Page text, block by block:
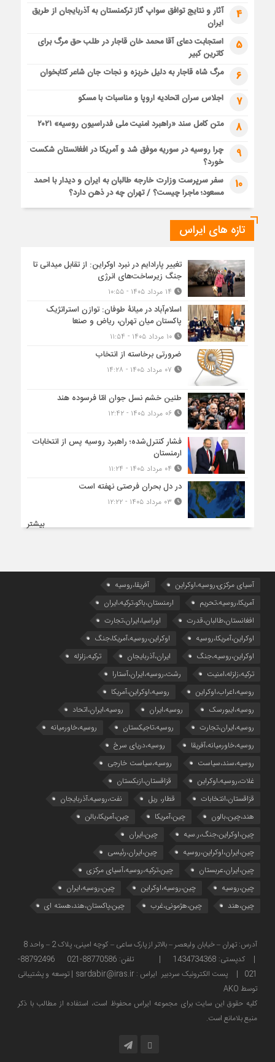
4
آثار و نتایج توافق سواپ گاز ترکمنستان به آذربایجان از طریق
ایران
5
استجابت دعای آقا محمد خان قاجار در طلب حق مرگ برای
کاترین کبیر
6 مرگ شاه قاجار به دلیل خربزه و نجات جان شاعر کتابخوان
7 اجلاس سران اتحادیه اروپا و مناسبات با مسکو
8 متن کامل سند «راهبرد امنیت ملی فدراسیون روسیه» ۲۰۲۱
9
چرا روسیه در سوریه موفق شد و آمریکا در افغانستان شکست
خورد؟
10
سفر سرپرست وزارت خارجه طالبان به ایران و دیدار با احمد
مسعود؛ ماجرا چیست؟ / تهران چه در ذهن دارد؟
تازه های ایراس
تغییر پارادایم در نبرد اوکراین: از تقابل میدانی تا
جنگ زیرساخت‌های انرژی
اسلام‌آباد در میانۀ طوفان: توازن استراتژیک
پاکستان میان تهران، ریاض و صنعا
۱۰ مرداد ۱۴۰۵ - ۱۱:۵۴
ضرورتی برخاسته از انتخاب
طنین خشم نسل جوان امّا فرسوده هند
۰۶ مرداد ۱۴۰۵ - ۱۲:۴۲
فشار کنترل‌شده؛ راهبرد روسیه پس از انتخابات
ارمنستان
در دل بحران فرصتی نهفته است
بیشتر
آسیای مرکزی،روسیه،اوکراین
آفریقا،روسیه
آمریکا،روسیه،تحریم
ارمنستان،باکو،ترکیه،ایران
افغانستان،طالبان،قدرت
اوراسیا،ایران،تجارت
اوکراین،آمریکا،روسیه
اوکراین،روسیه،آمریکا،جنگ
اوکراین،روسیه،جنگ
ایران،آذربایجان
ترکیه،زلزله
ترکیه،زلزله،امنیت
رشت،روسیه،ایران،آستارا
روسیه،اعراب،اوکراین
روسیه،اوکراین،آمریکا
روسیه،ایبورسک
روسیه،ایران
روسیه،ایران،اتحاد
روسیه،ایران،تجارت
روسیه،تاجیکستان
روسیه،خاورمیانه
روسیه،خاورمیانه،آفریقا
روسیه،دریای سرخ
روسیه،سند،سیاست
روسیه،سیاست خارجی
غلات،روسیه،اوکراین
قزاقستان،ازبکستان
قزاقستان،انتخابات
قطار، ریل
نفت،روسیه،آذربایجان
هند،چین،بالون
چین،آمریکا
چین،آمریکا،بالن
چین،اوکراین،جنگ،ر.سیه
چین،ایران
چین،ایران،اوکراین،روسیه
چین،ایران،رئیسی
چین،ایران،عربستان
چین،ترکیه،روسیه،آسیای مرکزی
چین،روسیه
چین،روسیه،اوکراین
چین،روسیه،ایران
چین،هند
چین،هژمونی،غرب چین،پاکستان،هند،هسته ای
| کدپستی: 1434734368 | تلفن: 88770586-021 88792496-
021 | پست الکترونیک سردبیر ایراس : sardabir@iras.ir |
توسعه و پشتیبانی
توسط AKO
كليه حقوق این سایت برای مجموعه ایراس محفوظ است، استفاده از مطالب با ذكر
منبع بلامانع است.